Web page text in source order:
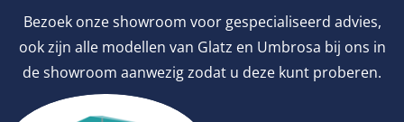
Bezoek onze showroom voor gespecialiseerd advies,
ook zijn alle modellen van Glatz en Umbrosa bij ons in
de showroom aanwezig zodat u deze kunt proberen.
inhoud